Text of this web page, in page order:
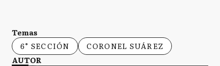
Temas
6° SECCIÓN
CORONEL SUÁREZ
AUTOR